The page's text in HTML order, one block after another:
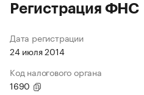
Регистрация ФНС
Дата регистрации
24 июля 2014
Код налогового органа
1690